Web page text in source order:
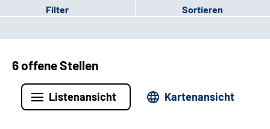
Filter Sortieren
6 offene Stellen
Listenansicht Kartenansicht